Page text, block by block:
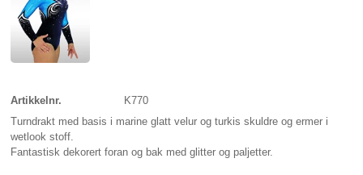
Artikkelnr.
K770
Turndrakt med basis i marine glatt velur og turkis skuldre og ermer i
wetlook stoff.
Fantastisk dekorert foran og bak med glitter og paljetter.